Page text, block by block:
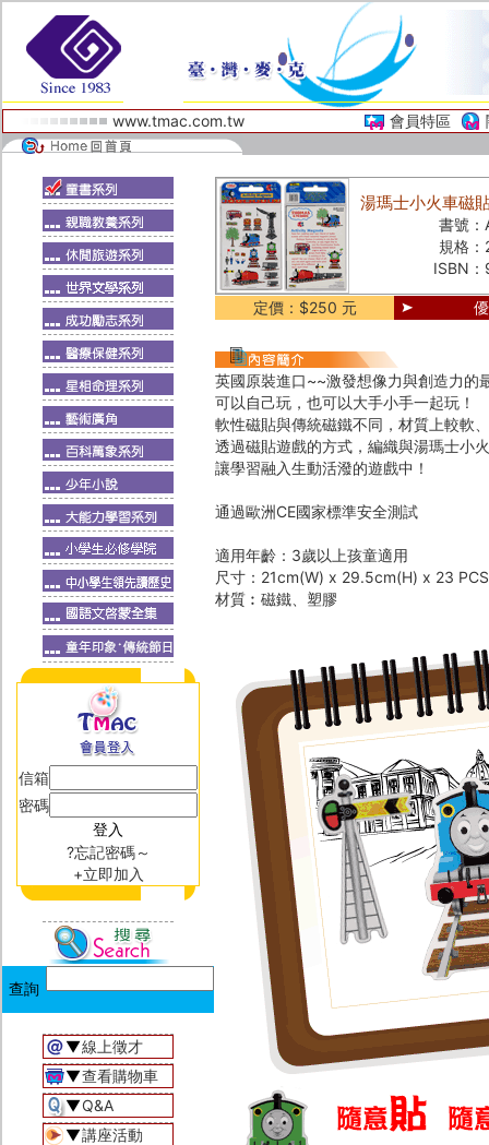
www.tmac.com.tw 會員特區
信箱
密碼
?忘記密碼～
+立即加入
▼線上徵才
▼查看購物車
▼Q&A
▼講座活動
湯瑪士小火車磁
書號：
規格：
ISBN：
定價：$250 元
英國原裝進口~~激發想像力與創造力的
可以自己玩，也可以大手小手一起玩！
軟性磁貼與傳統磁鐵不同，材質上較軟
透過磁貼遊戲的方式，編織與湯瑪士小
讓學習融入生動活潑的遊戲中！
通過歐洲CE國家標準安全測試
適用年齡：3歲以上孩童適用
尺寸：21cm(W) x 29.5cm(H) x 23 PCS
材質︰磁鐵、塑膠